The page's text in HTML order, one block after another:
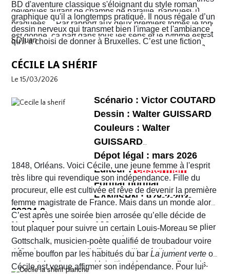
coup d’œil mais les ennuis vont vite commencer. En
réalité c’est la ville entière qui semble être tombée dans
une violence sans nom. C'est véritablement le Far West
avec son lot d’insécurité et d’anarchie. Il y a même un
shérif !
devenues autant de champs de bataille, banques
braquées… Par rapport aux deux premiers tomes le ton
est donné, ça part dans tous les sens et le rythme est
plus que soutenu de bout en bout. Sophie et Quentin
vont devoir faire face à une situation totalement confuse
vont rapidement se découvrir as de la gâchette, surtout
Sophie. Un album, on peut le dire, surréaliste.
BD d'aventure classique s'éloignant du style roman
graphique qu'il a longtemps pratiqué. Il nous régale d’un
dessin nerveux qui transmet bien l'image et l'ambiance
qu'il a choisi de donner à Bruxelles. C’est une fiction
Bruxelles de 2026 telle que perçue par nombre de ses
habitants !
SDJuan
CÉCILE LA SHÉRIF
Le 15/03/2026
Scénario : Victor COUTARD
Dessin : Walter GUISSARD
Couleurs : Walter
GUISSARD
Dépot légal : mars 2026
Editeur :
Format normal
EAN/ISBN : 978-2-203-
29334-2
Nombre de pages :120
1848, Orléans. Voici Cécile, une jeune femme à l'esprit
très libre qui revendique son indépendance. Fille du
procureur, elle est cultivée et rêve de devenir la première
femme magistrate de France. Mais dans un monde alors
très machiste, elle est confrontée à une institution
judiciaire exclusivement masculine. Refusant de se plier
aux conventions sociales de l'époque, elle ne cesse de
défier les normes et d’affirmer sa liberté d’action en
prenant des risques qui lui attirent beaucoup d’ennuis.
C’est après une soirée bien arrosée qu’elle décide de
tout plaquer pour suivre un certain Louis-Moreau
Gottschalk, musicien-poète qualifié de troubadour voire
même bouffon par les habitués du bar La jument verte où
Cécile est venue affirmer son indépendance. Pour lui